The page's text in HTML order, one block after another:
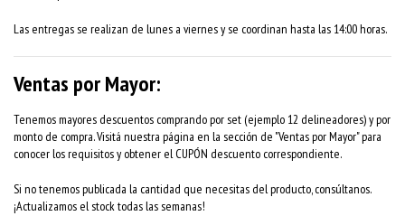
Las entregas se realizan de lunes a viernes y se coordinan hasta las 14:00 horas.
Ventas por Mayor:
Tenemos mayores descuentos comprando por set (ejemplo 12 delineadores) y por
monto de compra. Visitá nuestra página en la sección de "Ventas por Mayor" para
conocer los requisitos y obtener el CUPÓN descuento correspondiente.
Si no tenemos publicada la cantidad que necesitas del producto, consúltanos.
¡Actualizamos el stock todas las semanas!